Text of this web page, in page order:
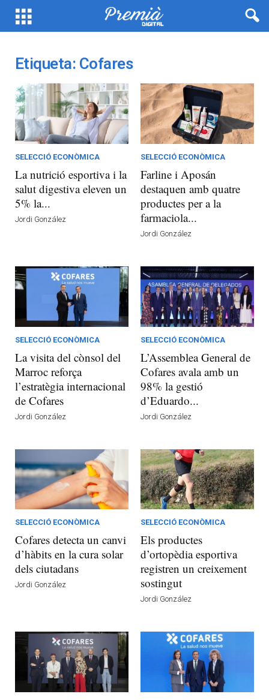
Etiqueta: Cofares
SELECCIÓ ECONÒMICA
La nutrició esportiva i la
salut digestiva eleven un
5% la...
Jordi González
SELECCIÓ ECONÒMICA
Farline i Aposán
destaquen amb quatre
productes per a la
farmaciola...
Jordi González
SELECCIÓ ECONÒMICA
La visita del cònsol del
Marroc reforça
l’estratègia internacional
de Cofares
Jordi González
SELECCIÓ ECONÒMICA
L’Assemblea General de
Cofares avala amb un
98% la gestió
d’Eduardo...
Jordi González
SELECCIÓ ECONÒMICA
Cofares detecta un canvi
d’hàbits en la cura solar
dels ciutadans
Jordi González
SELECCIÓ ECONÒMICA
Els productes
d’ortopèdia esportiva
registren un creixement
sostingut
Jordi González